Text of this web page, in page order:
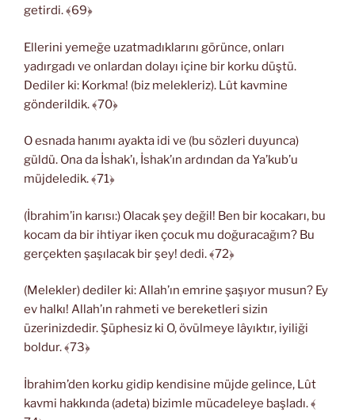
getirdi. ﴾69﴿
Ellerini yemeğe uzatmadıklarını görünce, onları
yadırgadı ve onlardan dolayı içine bir korku düştü.
Dediler ki: Korkma! (biz melekleriz). Lût kavmine
gönderildik. ﴾70﴿
O esnada hanımı ayakta idi ve (bu sözleri duyunca)
güldü. Ona da İshak’ı, İshak’ın ardından da Ya’kub’u
müjdeledik. ﴾71﴿
(İbrahim’in karısı:) Olacak şey değil! Ben bir kocakarı, bu
kocam da bir ihtiyar iken çocuk mu doğuracağım? Bu
gerçekten şaşılacak bir şey! dedi. ﴾72﴿
(Melekler) dediler ki: Allah’ın emrine şaşıyor musun? Ey
ev halkı! Allah’ın rahmeti ve bereketleri sizin
üzerinizdedir. Şüphesiz ki O, övülmeye lâyıktır, iyiliği
boldur. ﴾73﴿
İbrahim’den korku gidip kendisine müjde gelince, Lût
kavmi hakkında (adeta) bizimle mücadeleye başladı. ﴾